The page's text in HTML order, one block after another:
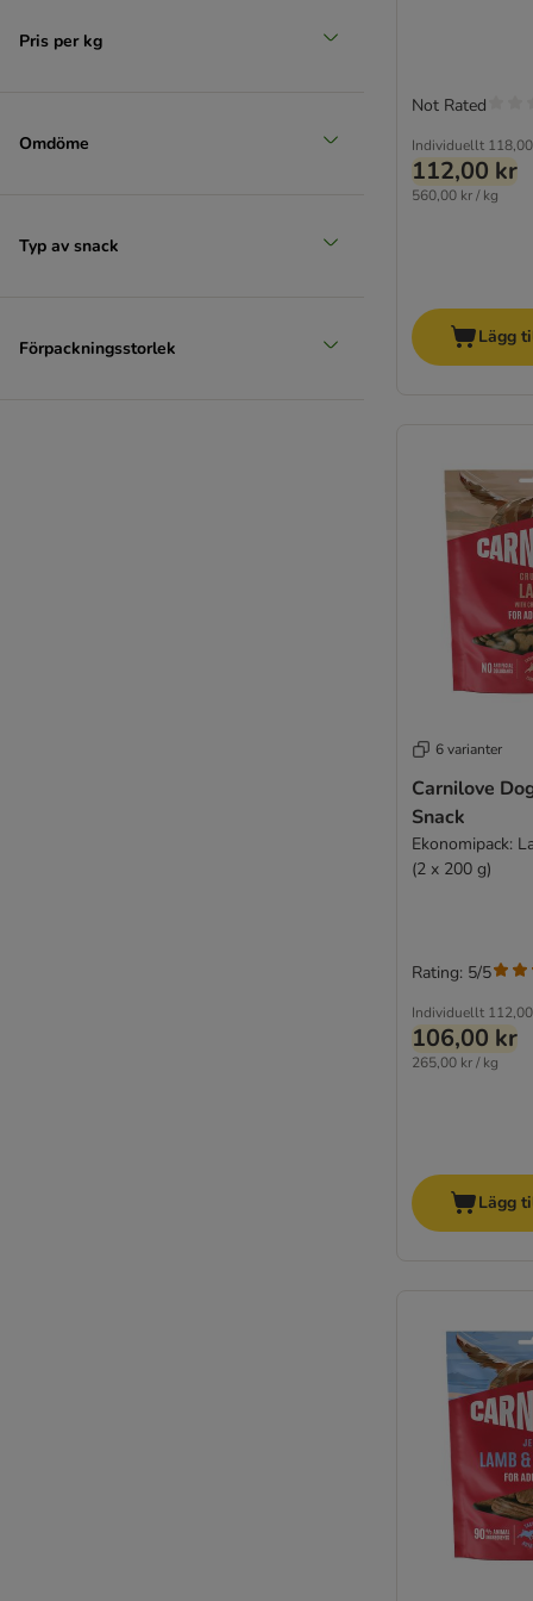
STRAYZ
Vitakraft
Yummeez
Pris per kg
Omdöme
Typ av snack
Förpackningsstorlek
Individuellt
112,00 kr
560,00 kr / kg
Not Rated
Lägg
6 varianter
Carnilove
Snack
Ekonomipack:
(2 x 200 g)
Individuellt
106,00 kr
265,00 kr / kg
Rating: 5/5
Lägg